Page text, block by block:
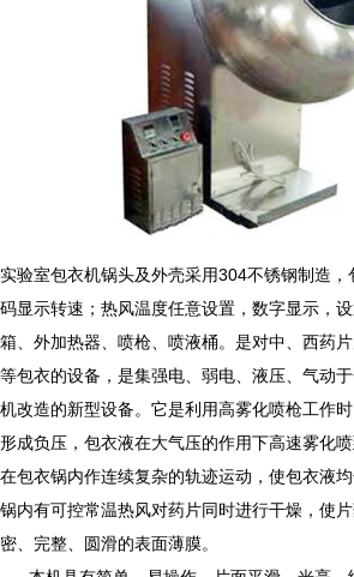
实验室包衣机锅头及外壳采用304不锈钢制造
码显示转速；热风温度任意设置，数字显示，
箱、外加热器、喷枪、喷液桶。是对中、西药
等包衣的设备，是集强电、弱电、液压、气动
机改造的新型设备。它是利用高雾化喷枪工作
形成负压，包衣液在大气压的作用下高速雾化
在包衣锅内作连续复杂的轨迹运动，使包衣液
锅内有可控常温热风对药片同时进行干燥，使
密、完整、圆滑的表面薄膜。